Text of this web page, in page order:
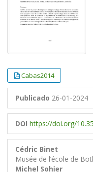
Cabas2014
Publicado 26-01-2024
DOI https://doi.org/
Cédric Binet
Musée de l’école de
Michel Sohier